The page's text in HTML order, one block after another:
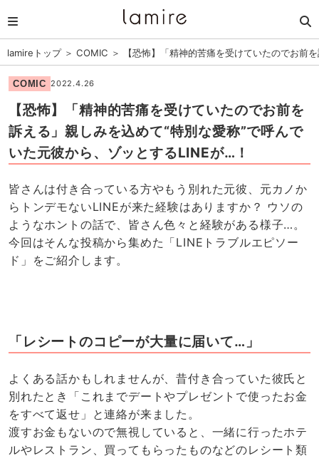
lamireトップ＞ COMIC ＞ 【恐怖】「精神的苦痛を受けていたのでお前
COMIC 2022.4.26
【恐怖】「精神的苦痛を受けていたのでお前を
訴える」親しみを込めて“特別な愛称”で呼んで
いた元彼から、ゾッとするLINEが…！
皆さんは付き合っている方やもう別れた元彼、元カノか
らトンデモないLINEが来た経験はありますか？ ウソの
ようなホントの話で、皆さん色々と経験がある様子…。
今回はそんな投稿から集めた「LINEトラブルエピソー
ド」をご紹介します。
「レシートのコピーが大量に届いて…」
よくある話かもしれませんが、昔付き合っていた彼氏と
別れたとき「これまでデートやプレゼントで使ったお金
をすべて返せ」と連絡が来ました。
渡すお金もないので無視していると、一緒に行ったホテ
ルやレストラン、買ってもらったものなどのレシート類